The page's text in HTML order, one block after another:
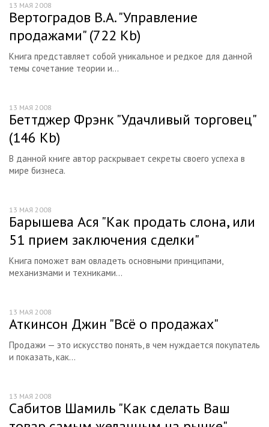
Сетевой маркетинг или MLM?
Литература по маркетингу
Электронные книги
Шаблоны и другая помощь маркетологу
Словарь по маркетингу
Курсы маркетинга
Маркетинговый консалтинг
BTL
Cайты, посвященные маркетингу
Вертоградов В.А. "Управление
продажами" (722 Kb)
Книга представляет собой уникальное и редкое для данной
темы сочетание теории и...
13 МАЯ 2008
Беттджер Фрэнк "Удачливый торговец"
(146 Kb)
В данной книге автор раскрывает секреты своего успеха в
мире бизнеса.
13 МАЯ 2008
Барышева Ася "Как продать слона, или
51 прием заключения сделки"
Книга поможет вам овладеть основными принципами,
механизмами и техниками...
13 МАЯ 2008
Аткинсон Джин "Всё о продажах"
Продажи — это искусство понять, в чем нуждается покупатель
и показать, как...
13 МАЯ 2008
Сабитов Шамиль "Как сделать Ваш
13 МАЯ 2008